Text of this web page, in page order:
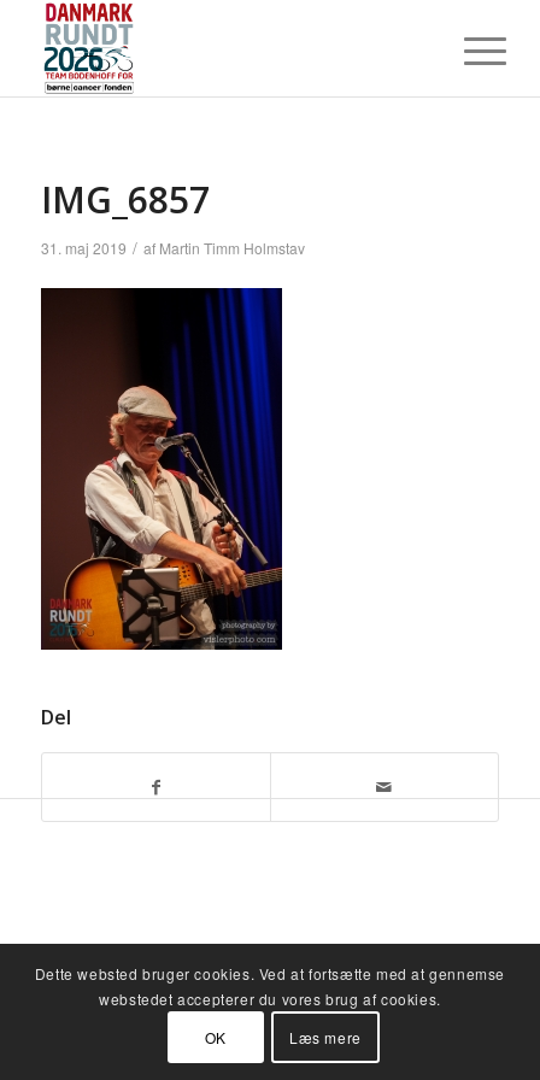
IMG_6857
31. maj 2019 / af Martin Timm Holmstav
Del
Dette websted bruger cookies. Ved at fortsætte med at gennemse
webstedet accepterer du vores brug af cookies.
OK
Læs mere